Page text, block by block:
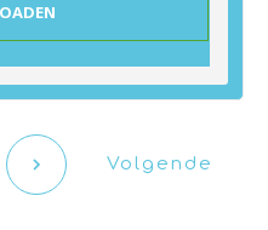
Volgende